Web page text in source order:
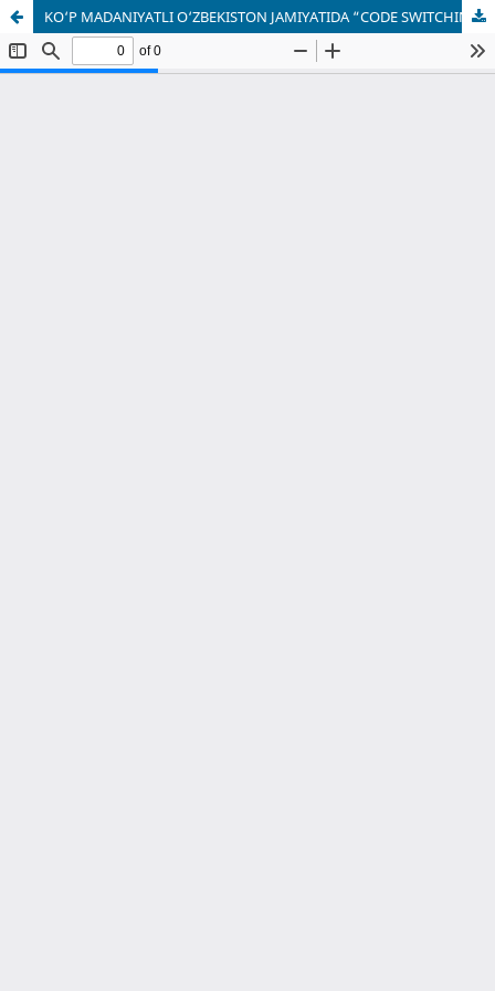
KO‘P MADANIYATLI O‘ZBEKISTON JAMIYATIDA “CODE SWITCHING” HODISASINING ROLI: O‘ZIGA XOSLIK VA MADANIY MULOQOT